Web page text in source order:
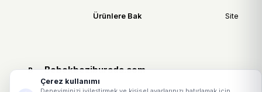
Ürünlere Bak Site
B Bebekbeziburada.com
Çerez kullanımı